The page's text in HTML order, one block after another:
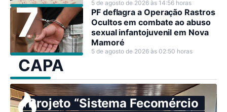
5 de agosto de 2026 às 14:56 horas
PF deflagra a Operação Rastros
Ocultos em combate ao abuso
sexual infantojuvenil em Nova
Mamoré
5 de agosto de 2026 às 02:50 horas
CAPA
Projeto “Sistema Fecomércio